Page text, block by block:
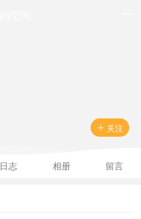
 关注
日志 相册 留言